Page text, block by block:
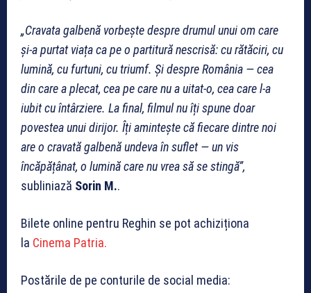
„Cravata galbenă vorbește despre drumul unui om care
și-a purtat viața ca pe o partitură nescrisă: cu rătăciri, cu
lumină, cu furtuni, cu triumf. Și despre România — cea
din care a plecat, cea pe care nu a uitat-o, cea care l-a
iubit cu întârziere. La final, filmul nu îți spune doar
povestea unui dirijor. Îți amintește că fiecare dintre noi
are o cravată galbenă undeva în suflet — un vis
încăpățânat, o lumină care nu vrea să se stingă”,
subliniază Sorin M..
Bilete online pentru Reghin se pot achiziționa
la Cinema Patria.
Postările de pe conturile de social media: